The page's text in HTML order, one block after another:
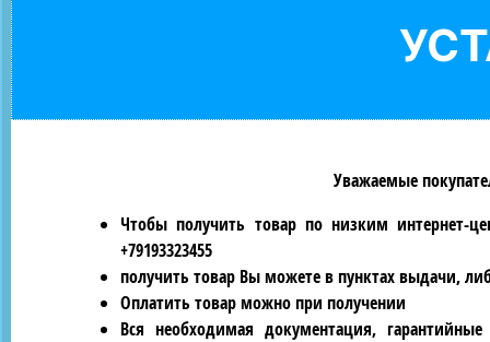
Уважаемые
Чтобы получить товар по низким интернет-
+79193323455
получить товар Вы можете в пунктах выдачи,
Оплатить товар можно при получении
Вся необходимая документация,